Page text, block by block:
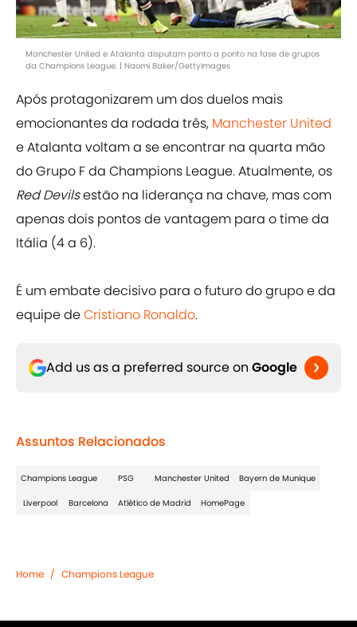
Manchester United e Atalanta disputam ponto a ponto na fase de grupos
da Champions League. | Naomi Baker/GettyImages
Após protagonizarem um dos duelos mais
emocionantes da rodada três, Manchester United
e Atalanta voltam a se encontrar na quarta mão
do Grupo F da Champions League. Atualmente, os
Red Devilsestão na liderança na chave, mas com
apenas dois pontos de vantagem para o time da
Itália (4 a 6).
É um embate decisivo para o futuro do grupo e da
equipe deCristiano Ronaldo.
Add us as a preferred source on Google
Assuntos Relacionados
Champions League PSG Manchester United Bayern de Munique
Liverpool Barcelona Atlético de Madrid HomePage
Home / Champions League